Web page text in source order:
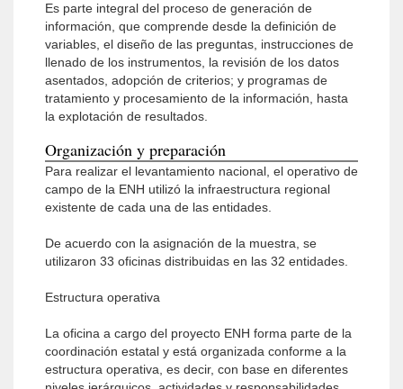
Es parte integral del proceso de generación de
información, que comprende desde la definición de
variables, el diseño de las preguntas, instrucciones de
llenado de los instrumentos, la revisión de los datos
asentados, adopción de criterios; y programas de
tratamiento y procesamiento de la información, hasta
la explotación de resultados.
Organización y preparación
Para realizar el levantamiento nacional, el operativo de
campo de la ENH utilizó la infraestructura regional
existente de cada una de las entidades.
De acuerdo con la asignación de la muestra, se
utilizaron 33 oficinas distribuidas en las 32 entidades.
Estructura operativa
La oficina a cargo del proyecto ENH forma parte de la
coordinación estatal y está organizada conforme a la
estructura operativa, es decir, con base en diferentes